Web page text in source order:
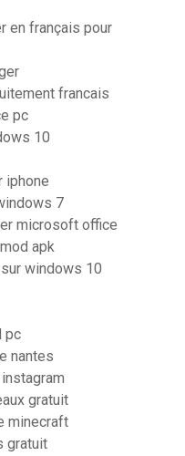
en français pour
francais
pc
10
iphone
7
microsoft office
apk
windows 10
pc
nantes
gratuit
minecraft
gratuit